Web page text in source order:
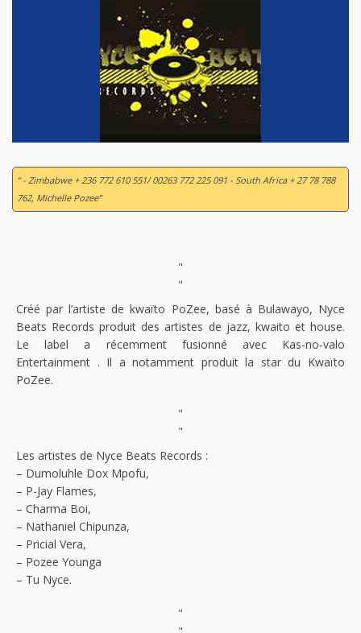
“ - Zimbabwe + 236 772 610 551/ 00263 772 225 091 - South Africa + 27 78 788
762, Michelle Pozee”
"
"
Créé par l’artiste de kwaïto PoZee, basé à Bulawayo, Nyce
Beats Records produit des artistes de jazz, kwaito et house.
Le label a récemment fusionné avec Kas-no-valo
Entertainment . Il a notamment produit la star du Kwaïto
PoZee.
"
"
Les artistes de Nyce Beats Records :
– Dumoluhle Dox Mpofu,
– P-Jay Flames,
– Charma Boi,
– Nathaniel Chipunza,
– Pricial Vera,
– Pozee Younga
– Tu Nyce.
"